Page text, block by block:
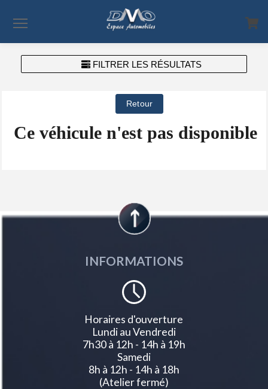
FILTRER LES RÉSULTATS
Ce véhicule n'est pas disponible
INFORMATIONS
Horaires d'ouverture
Lundi au Vendredi
7h30 à 12h - 14h à 19h
Samedi
8h à 12h - 14h à 18h
(Atelier fermé)